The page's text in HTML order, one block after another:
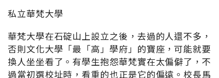
私立華梵大學
華梵大學在石碇山上設立之後，去過的人還不多，
否則文化大學「最「高」學府」的寶座，可能就要
換人坐坐看了。有學生抱怨華梵實在太偏僻了，不
過當初選校址時，看重的也正是它的偏遠。校長馬